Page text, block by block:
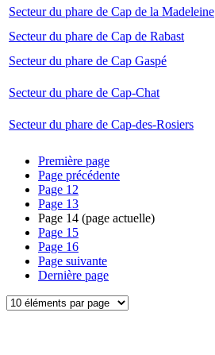
Secteur du phare de Cap de la Madeleine
Secteur du phare de Cap de Rabast
Secteur du phare de Cap Gaspé
Secteur du phare de Cap-Chat
Secteur du phare de Cap-des-Rosiers
Première page
Page précédente
Page 12
Page 13
Page 14 (page actuelle)
Page 15
Page 16
Page suivante
Dernière page